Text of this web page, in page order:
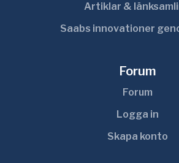
Artiklar &
Saabs innovationer
Forum
Forum
Logga in
Skapa konto